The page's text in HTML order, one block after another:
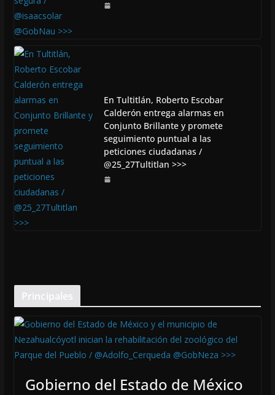
En Tultitlán, Roberto Escobar
Calderón entrega alarmas en
Conjunto Brillante y promete
seguimiento puntual a las
peticiones ciudadanas /
@25_27Tultitlan >>>
Principales
Gobierno del Estado de México